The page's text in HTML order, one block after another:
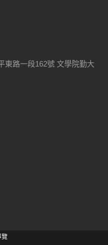
東路一段162號 文學院勤大
覽